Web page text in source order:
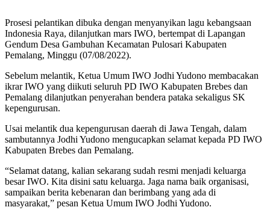
Prosesi pelantikan dibuka dengan menyanyikan lagu kebangsaan
Indonesia Raya, dilanjutkan mars IWO, bertempat di Lapangan
Gendum Desa Gambuhan Kecamatan Pulosari Kabupaten
Pemalang, Minggu (07/08/2022).
Sebelum melantik, Ketua Umum IWO Jodhi Yudono membacakan
ikrar IWO yang diikuti seluruh PD IWO Kabupaten Brebes dan
Pemalang dilanjutkan penyerahan bendera pataka sekaligus SK
kepengurusan.
Usai melantik dua kepengurusan daerah di Jawa Tengah, dalam
sambutannya Jodhi Yudono mengucapkan selamat kepada PD IWO
Kabupaten Brebes dan Pemalang.
“Selamat datang, kalian sekarang sudah resmi menjadi keluarga
besar IWO. Kita disini satu keluarga. Jaga nama baik organisasi,
sampaikan berita kebenaran dan berimbang yang ada di
masyarakat,” pesan Ketua Umum IWO Jodhi Yudono.